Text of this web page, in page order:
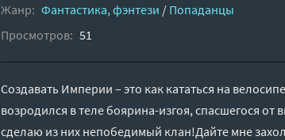
Жанр: Фантастика, фэнтези / Попаданцы
Просмотров: 51
Создавать Империи – это как кататься на
возродился в теле боярина-изгоя, спасшегося
сделаю из них непобедимый клан!Дайте мне